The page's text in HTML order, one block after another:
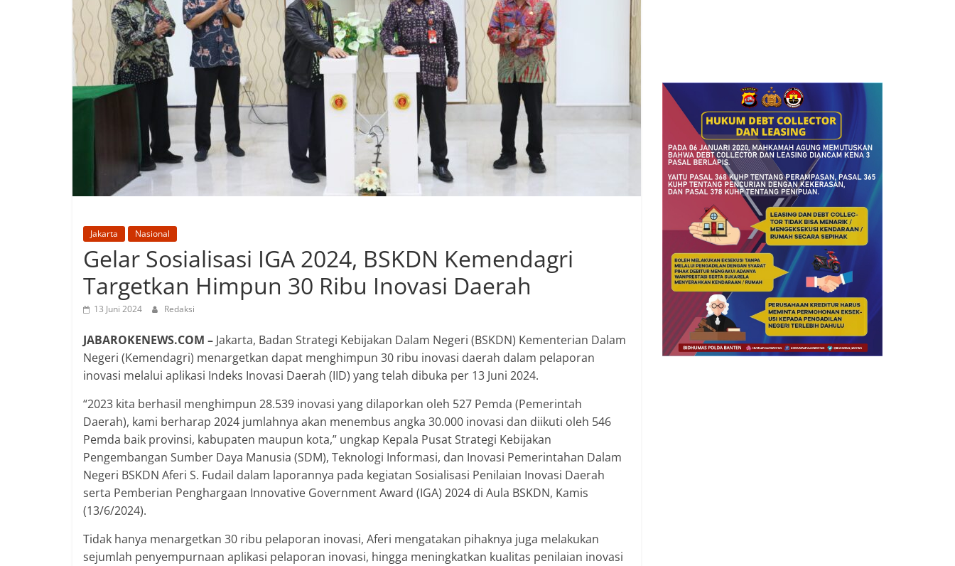
Jakarta Nasional
Gelar Sosialisasi IGA 2024, BSKDN Kemendagri
Targetkan Himpun 30 Ribu Inovasi Daerah
13 Juni 2024 Redaksi
JABAROKENEWS.COM – Jakarta, Badan Strategi Kebijakan Dalam Negeri (BSKDN) Kementerian Dalam
Negeri (Kemendagri) menargetkan dapat menghimpun 30 ribu inovasi daerah dalam pelaporan
inovasi melalui aplikasi Indeks Inovasi Daerah (IID) yang telah dibuka per 13 Juni 2024.
“2023 kita berhasil menghimpun 28.539 inovasi yang dilaporkan oleh 527 Pemda (Pemerintah
Daerah), kami berharap 2024 jumlahnya akan menembus angka 30.000 inovasi dan diikuti oleh 546
Pemda baik provinsi, kabupaten maupun kota,” ungkap Kepala Pusat Strategi Kebijakan
Pengembangan Sumber Daya Manusia (SDM), Teknologi Informasi, dan Inovasi Pemerintahan Dalam
Negeri BSKDN Aferi S. Fudail dalam laporannya pada kegiatan Sosialisasi Penilaian Inovasi Daerah
serta Pemberian Penghargaan Innovative Government Award (IGA) 2024 di Aula BSKDN, Kamis
(13/6/2024).
Tidak hanya menargetkan 30 ribu pelaporan inovasi, Aferi mengatakan pihaknya juga melakukan
sejumlah penyempurnaan aplikasi pelaporan inovasi, hingga meningkatkan kualitas penilaian inovasi